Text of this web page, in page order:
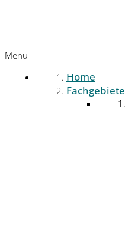
Menu
Home
Fachgebiete